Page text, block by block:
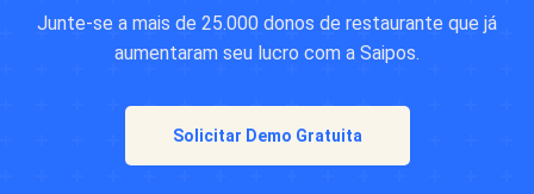
Junte-se a mais de 25.000 donos de restaurante que já
aumentaram seu lucro com a Saipos.
Solicitar Demo Gratuita